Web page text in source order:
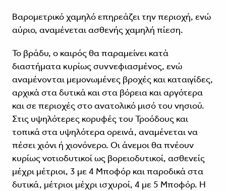
Βαρομετρικό χαμηλό επηρεάζει την περιοχή, ενώ
αύριο, αναμένεται ασθενής χαμηλή πίεση.
Το βράδυ, ο καιρός θα παραμείνει κατά
διαστήματα κυρίως συννεφιασμένος, ενώ
αναμένονται μεμονωμένες βροχές και καταιγίδες,
αρχικά στα δυτικά και στα βόρεια και αργότερα
και σε περιοχές στο ανατολικό μισό του νησιού.
Στις υψηλότερες κορυφές του Τροόδους και
τοπικά στα υψηλότερα ορεινά, αναμένεται να
πέσει χιόνι ή χιονόνερο. Οι άνεμοι θα πνέουν
κυρίως νοτιοδυτικοί ως βορειοδυτικοί, ασθενείς
μέχρι μέτριοι, 3 με 4 Μποφόρ και παροδικά στα
δυτικά, μέτριοι μέχρι ισχυροί, 4 με 5 Μποφόρ. Η